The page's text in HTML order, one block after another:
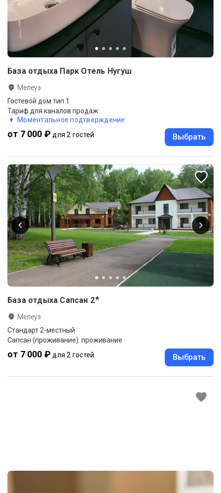
База отдыха Парк Отель Нугуш
Мелеуз
Гостевой дом тип 1
Тариф для каналов продаж
Моментальное подтверждение
от 7 000 ₽ для 2 гостей Выбрать
База отдыха Сапсан 2★
Мелеуз
Стандарт 2-местный
Сапсан (проживание): проживание
от 7 000 ₽ для 2 гостей Выбрать